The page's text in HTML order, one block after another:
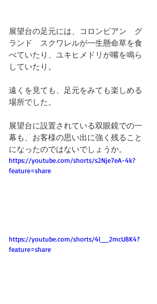
展望台の足元には、コロンビアン　グ
ランド　スクワレルが一生懸命草を食
べていたり、ユキヒメドリが嘴を鳴ら
していたり。
遠くを見ても、足元をみても楽しめる
場所でした。
展望台に設置されている双眼鏡での一
幕も、お客様の思い出に強く残ること
になったのではないでしょうか。
https://youtube.com/shorts/s2Nje7eA-4k?
feature=share
https://youtube.com/shorts/4l__2mcU8K4?
feature=share